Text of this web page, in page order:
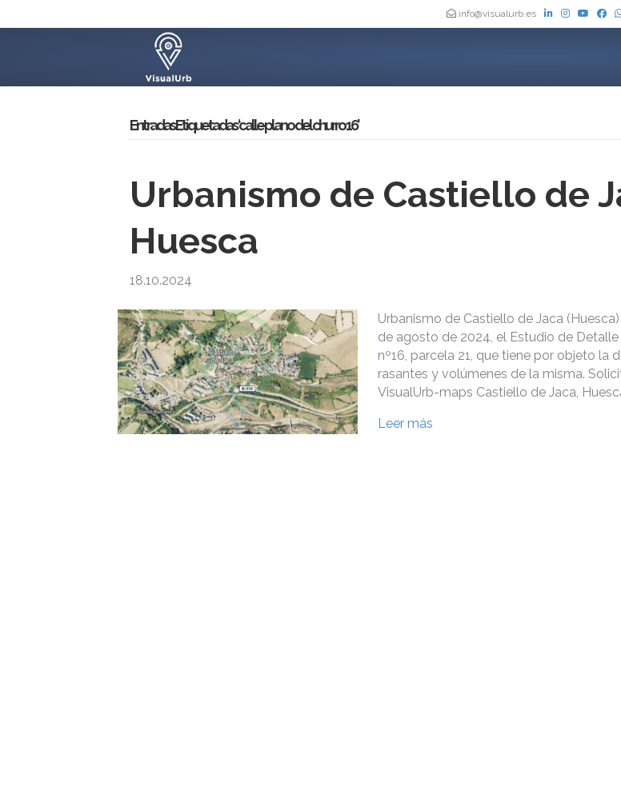
info@visualurb.es
Entradas Etiquetadas ‘calle plano del churro 16’
Urbanismo de Castiello de
Huesca
18.10.2024
Urbanismo de Castiello de Jaca
de agosto de 2024, el Estudio de
nº16, parcela 21, que tiene por objeto la
rasantes y volúmenes de la misma.
VisualUrb-maps Castiello de Jaca,
Leer más